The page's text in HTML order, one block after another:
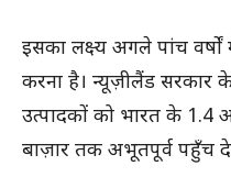
इसका लक्ष्य अगले पांच वर्षों
करना है। न्यूज़ीलैंड
उत्पादकों को भारत के 1.4
बाज़ार तक अभूतपूर्व पहुँच